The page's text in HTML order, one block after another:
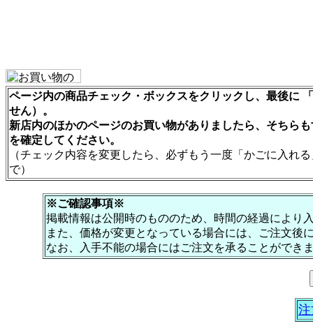
ページ内の商品チェック・ボックスをクリックし、最後に
せん）。
新店内のほかのページのお買い物がありましたら、そちら
を確定してください。
（チェック内容を変更したら、必ずもう一度「かごに入れ
で）
※ご確認事項※
掲載情報は公開時のもののため、時間の経過により
また、価格が変更となっている場合には、ご注文後
なお、入手不能の場合にはご注文を承ることができ